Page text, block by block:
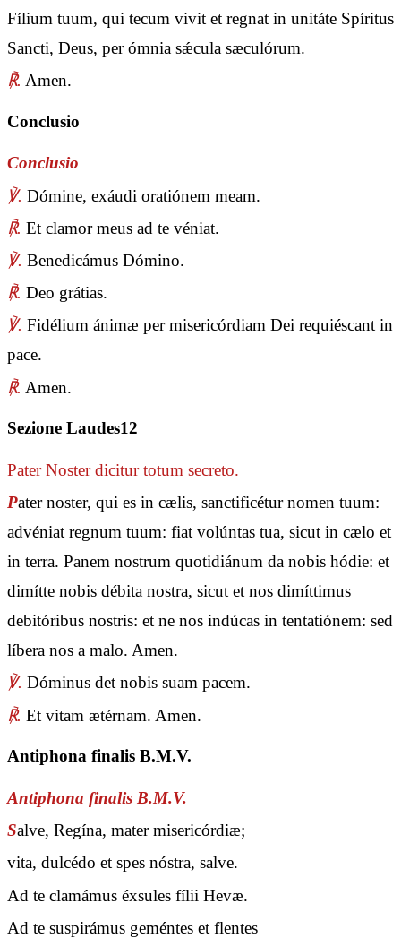
Fílium tuum, qui tecum vivit et regnat in unitáte Spíritus
Sancti, Deus, per ómnia sǽcula sæculórum.
℟. Amen.
Conclusio
Conclusio
℣. Dómine, exáudi oratiónem meam.
℟. Et clamor meus ad te véniat.
℣. Benedicámus Dómino.
℟. Deo grátias.
℣. Fidélium ánimæ per misericórdiam Dei requiéscant in
pace.
℟. Amen.
Sezione Laudes12
Pater Nosterdicitur totum secreto.
Pater noster, qui es in cælis, sanctificétur nomen tuum:
advéniat regnum tuum: fiat volúntas tua, sicut in cælo et
in terra. Panem nostrum quotidiánum da nobis hódie: et
dimítte nobis débita nostra, sicut et nos dimíttimus
debitóribus nostris: et ne nos indúcas in tentatiónem: sed
líbera nos a malo. Amen.
℣. Dóminus det nobis suam pacem.
℟. Et vitam ætérnam. Amen.
Antiphona finalis B.M.V.
Antiphona finalis B.M.V.
Salve, Regína, mater misericórdiæ;
vita, dulcédo et spes nóstra, salve.
Ad te clamámus éxsules fílii Hevæ.
Ad te suspirámus geméntes et flentes